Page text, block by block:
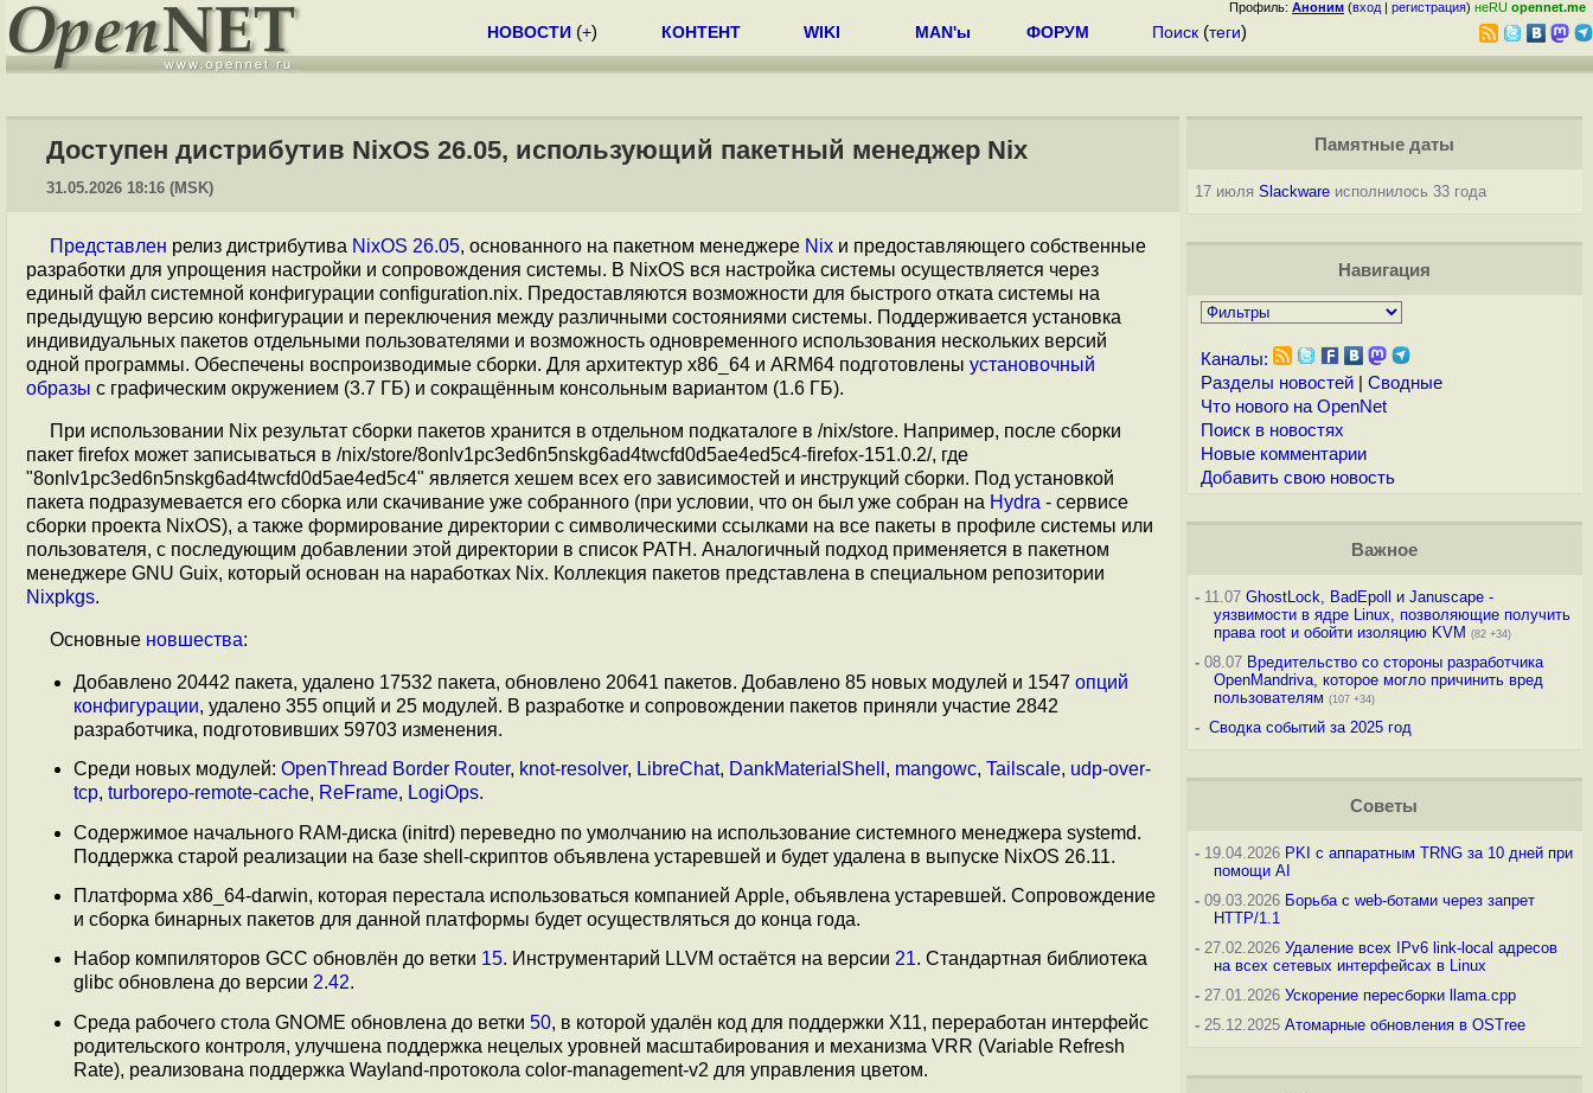
Профиль: Аноним (вход | регистрация) неRU opennet.me
НОВОСТИ (+) КОНТЕНТ WIKI MAN'ы ФОРУМ Поиск (теги)
Доступен дистрибутив NixOS 26.05, использующий пакетный менеджер Nix
31.05.2026 18:16 (MSK)
Представлен релиз дистрибутива NixOS 26.05, основанного на пакетном менеджере Nix и предоставляющего собственные
разработки для упрощения настройки и сопровождения системы. В NixOS вся настройка системы осуществляется через
единый файл системной конфигурации configuration.nix. Предоставляются возможности для быстрого отката системы на
предыдущую версию конфигурации и переключения между различными состояниями системы. Поддерживается установка
индивидуальных пакетов отдельными пользователями и возможность одновременного использования нескольких версий
одной программы. Обеспечены воспроизводимые сборки. Для архитектур x86_64 и ARM64 подготовлены установочный
образы с графическим окружением (3.7 ГБ) и сокращённым консольным вариантом (1.6 ГБ).
При использовании Nix результат сборки пакетов хранится в отдельном подкаталоге в /nix/store. Например, после сборки
пакет firefox может записываться в /nix/store/8onlv1pc3ed6n5nskg6ad4twcfd0d5ae4ed5c4-firefox-151.0.2/, где
"8onlv1pc3ed6n5nskg6ad4twcfd0d5ae4ed5c4" является хешем всех его зависимостей и инструкций сборки. Под установкой
пакета подразумевается его сборка или скачивание уже собранного (при условии, что он был уже собран на Hydra - сервисе
сборки проекта NixOS), а также формирование директории с символическими ссылками на все пакеты в профиле системы или
пользователя, с последующим добавлении этой директории в список PATH. Аналогичный подход применяется в пакетном
менеджере GNU Guix, который основан на наработках Nix. Коллекция пакетов представлена в специальном репозитории
Nixpkgs.
Основные новшества:
Добавлено 20442 пакета, удалено 17532 пакета, обновлено 20641 пакетов. Добавлено 85 новых модулей и 1547 опций
конфигурации, удалено 355 опций и 25 модулей. В разработке и сопровождении пакетов приняли участие 2842
разработчика, подготовивших 59703 изменения.
Среди новых модулей: OpenThread Border Router, knot-resolver, LibreChat, DankMaterialShell , mangowc, Tailscale, udp-over-
tcp, turborepo-remote-cache, ReFrame, LogiOps.
Содержимое начального RAM-диска (initrd) переведно по умолчанию на использование системного менеджера systemd.
Поддержка старой реализации на базе shell-скриптов объявлена устаревшей и будет удалена в выпуске NixOS 26.11.
Платформа x86_64-darwin, которая перестала использоваться компанией Apple, объявлена устаревшей. Сопровождение
и сборка бинарных пакетов для данной платформы будет осуществляться до конца года.
Набор компиляторов GCC обновлён до ветки 15. Инструментарий LLVM остаётся на версии 21. Стандартная библиотека
glibc обновлена до версии 2.42.
Среда рабочего стола GNOME обновлена до ветки 50, в которой удалён код для поддержки X11, переработан интерфейс
родительского контроля, улучшена поддержка нецелых уровней масштабирования и механизма VRR (Variable Refresh
Rate), реализована поддержка Wayland-протокола color-management-v2 для управления цветом.
Памятные даты
17 июля Slackwareисполнилось 33 года
Навигация
Каналы:
Разделы новостей| Сводные
Что нового на OpenNet
Поиск в новостях
Новые комментарии
Добавить свою новость
Важное
-11.07 GhostLock, BadEpoll и Januscape -
уязвимости в ядре Linux, позволяющие получить
права root и обойти изоляцию KVM (82 +34)
-08.07 Вредительство со стороны разработчика
OpenMandriva, которое могло причинить вред
пользователям (107 +34)
- Сводка событий за 2025 год
Советы
-19.04.2026 PKI с аппаратным TRNG за 10 дней при
помощи AI
-09.03.2026 Борьба с web-ботами через запрет
HTTP/1.1
-27.02.2026 Удаление всех IPv6 link-local адресов
на всех сетевых интерфейсах в Linux
-27.01.2026 Ускорение пересборки llama.cpp
-25.12.2025 Атомарные обновления в OSTree